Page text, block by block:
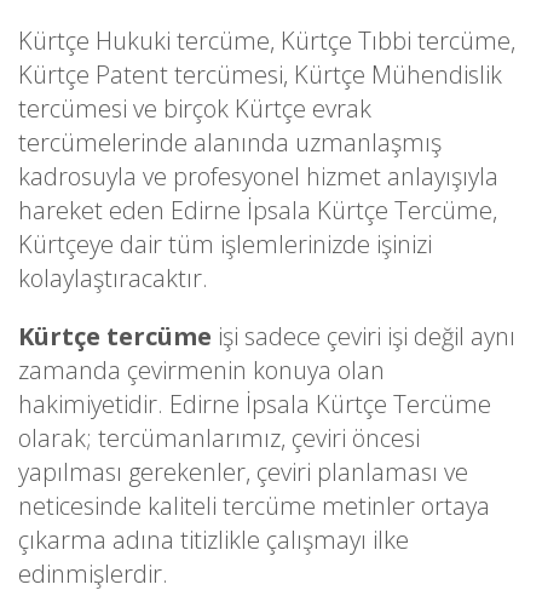
Kürtçe Hukuki tercüme, Kürtçe Tıbbi tercüme,
Kürtçe Patent tercümesi, Kürtçe Mühendislik
tercümesi ve birçok Kürtçe evrak
tercümelerinde alanında uzmanlaşmış
kadrosuyla ve profesyonel hizmet anlayışıyla
hareket eden Edirne İpsala Kürtçe Tercüme,
Kürtçeye dair tüm işlemlerinizde işinizi
kolaylaştıracaktır.
Kürtçe tercüme işi sadece çeviri işi değil aynı
zamanda çevirmenin konuya olan
hakimiyetidir. Edirne İpsala Kürtçe Tercüme
olarak; tercümanlarımız, çeviri öncesi
yapılması gerekenler, çeviri planlaması ve
neticesinde kaliteli tercüme metinler ortaya
çıkarma adına titizlikle çalışmayı ilke
edinmişlerdir.